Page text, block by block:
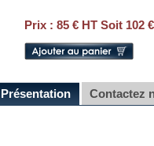
Prix : 85 € HT Soit 102
Présentation Contactez